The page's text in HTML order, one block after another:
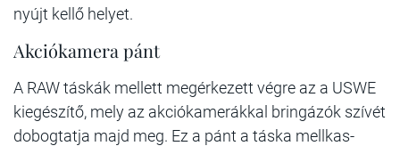
nyújt kellő helyet.
Akciókamera pánt
A RAW táskák mellett megérkezett végre az a USWE
kiegészítő, mely az akciókamerákkal bringázók szívét
dobogtatja majd meg. Ez a pánt a táska mellkas-